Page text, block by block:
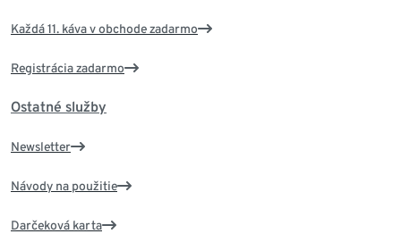
Každá 11. káva v obchode zadarmo
Registrácia zadarmo
Ostatné služby
Newsletter
Návody na použitie
Darčeková karta